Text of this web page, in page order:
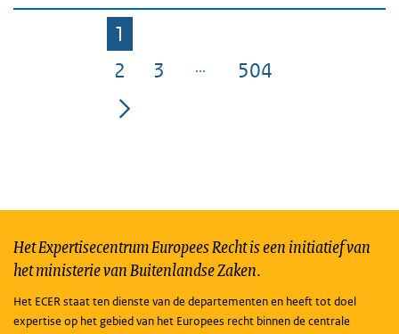
Pagina
1
Pagina
2 Pagina
3 Pagina
504
Het Expertisecentrum Europees Recht is een initiatief van
het ministerie van Buitenlandse Zaken.
Het ECER staat ten dienste van de departementen en heeft tot doel
expertise op het gebied van het Europees recht binnen de centrale